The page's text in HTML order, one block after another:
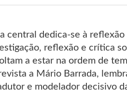
central dedica-se à
reflexão e crítica
a estar na ordem de
a Mário Barrada,
e modelador decisivo